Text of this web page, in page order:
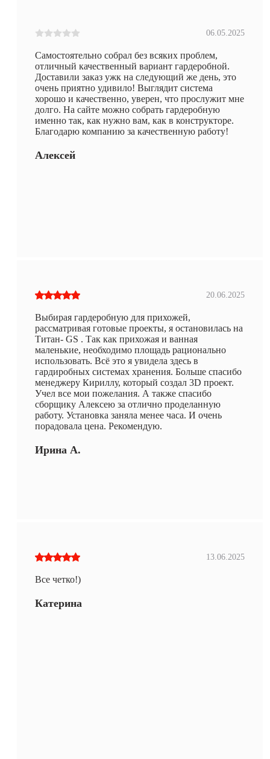
06.05.2025
Самостоятельно собрал без всяких проблем,
отличный качественный вариант гардеробной.
Доставили заказ ужк на следующий же день, это
очень приятно удивило! Выглядит система
хорошо и качественно, уверен, что прослужит мне
долго. На сайте можно собрать гардеробную
именно так, как нужно вам, как в конструкторе.
Благодарю компанию за качественную работу!
Алексей
20.06.2025
Выбирая гардеробную для прихожей,
рассматривая готовые проекты, я остановилась на
Титан- GS . Так как прихожая и ванная
маленькие, необходимо площадь рационально
использовать. Всё это я увидела здесь в
гардиробных системах хранения. Больше спасибо
менеджеру Кириллу, который создал 3D проект.
Учел все мои пожелания. А также спасибо
сборщику Алексею за отлично проделанную
работу. Установка заняла менее часа. И очень
порадовала цена. Рекомендую.
Ирина А.
13.06.2025
Все четко!)
Катерина